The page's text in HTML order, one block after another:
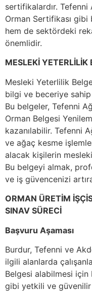
sertifikalardır. Tefenni
Orman Sertifikası
hem de sektördeki
önemlidir.
MESLEKİ YETERLİLİK
Mesleki Yeterlilik
bilgi ve beceriye
Bu belgeler, Tefenni
Orman Belgesi
kazanılabilir. Tefenni
ve ağaç kesme
alacak kişilerin
Bu belgeyi almak,
ve iş güvencenizi
ORMAN ÜRETİM
SINAV SÜRECİ
Başvuru Aşaması
Burdur, Tefenni ve
ilgili alanlarda
Belgesi alabilmesi için
gibi yetkili ve güvenilir